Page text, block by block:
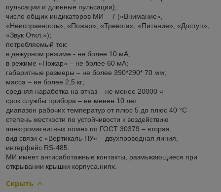
пульсации и длинные пульсации);
число общих индикаторов МИ – 7 («Внимание»,
«Неисправность», «Пожар», «Тревога», «Питание», «Доступ»,
«Звук Откл.»);
потребляемый ток:
в дежурном режиме - не более 10 мА;
в режиме «Пожар» – не более 60 мА;
габаритные размеры – не более 390*290* 70 мм;
масса – не более 2,5 кг;
средняя наработка на отказ – не менее 20000 ч
срок службы прибора – не менее 10 лет
диапазон рабочих температур от плюс 5 до плюс 40 °С
степень жесткости по устойчивости к воздействию
электромагнитных помех по ГОСТ 30379 – вторая;
вид связи с «Вертикаль-ПУ» – двухпроводная линия,
интерфейс RS-485.
МИ имеет антисаботажные контакты, размыкающиеся при
открывании крышки корпуса.ниях.
Скрыть